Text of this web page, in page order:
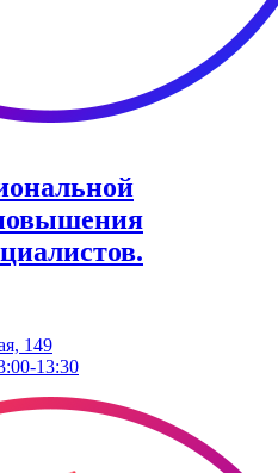
149
13:30